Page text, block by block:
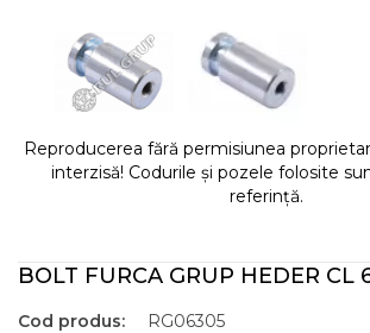
Reproducerea fără permisiunea
interzisă! Codurile și pozele folosite
referință.
BOLT FURCA GRUP HEDER CL
Cod produs:
RG06305